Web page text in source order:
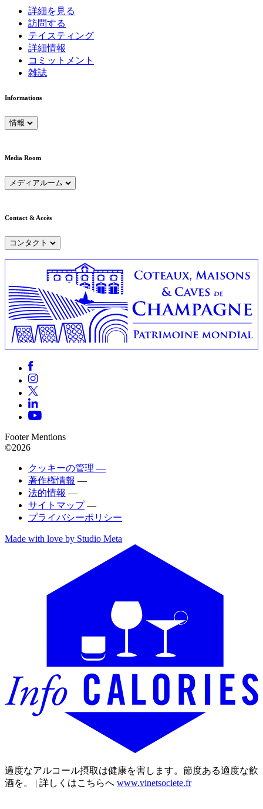
詳細を見る
訪問する
テイスティング
詳細情報
コミットメント
雑誌
Informations
情報
Media Room
メディアルーム
Contact & Accès
コンタクト
Footer Mentions
©2026
クッキーの管理 —
著作権情報 —
法的情報 —
サイトマップ —
プライバシーポリシー
Made with love by Studio Meta
過度なアルコール摂取は健康を害します。節度ある適度な飲
酒を。 | 詳しくはこちらへ www.vinetsociete.fr